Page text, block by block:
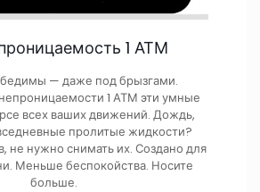
1 АТМ
— даже под брызгами.
1 АТМ эти умные
всех ваших движений. Дождь,
пролитые жидкости?
не нужно снимать их. Создано для
Меньше беспокойства. Носите
больше.